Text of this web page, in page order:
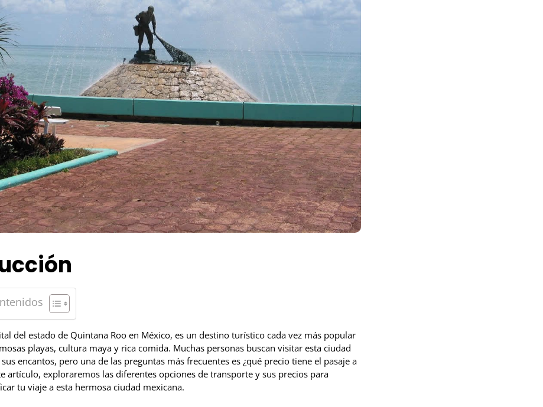
del estado de Quintana Roo en México, es un destino turístico cada vez más popular
playas, cultura maya y rica comida. Muchas personas buscan visitar esta ciudad
encantos, pero una de las preguntas más frecuentes es ¿qué precio tiene el pasaje a
artículo, exploraremos las diferentes opciones de transporte y sus precios para
tu viaje a esta hermosa ciudad mexicana.